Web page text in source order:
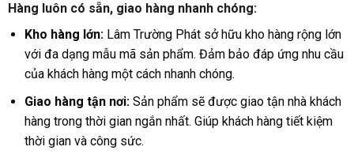
Hàng luôn có sẵn, giao hàng nhanh chóng:
Kho hàng lớn:Lâm Trường Phát sở hữu kho hàng rộng lớn
với đa dạng mẫu mã sản phẩm. Đảm bảo đáp ứng nhu cầu
của khách hàng một cách nhanh chóng.
Giao hàng tận nơi:Sản phẩm sẽ được giao tận nhà khách
hàng trong thời gian ngắn nhất. Giúp khách hàng tiết kiệm
thời gian và công sức.